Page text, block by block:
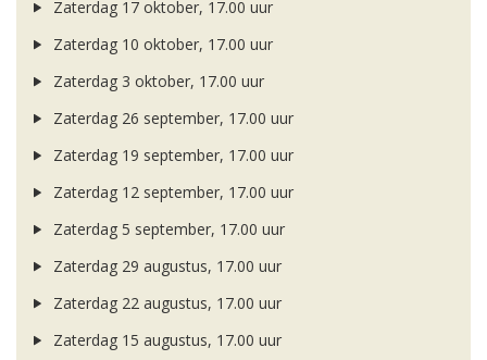
Zaterdag 17 oktober, 17.00 uur
Zaterdag 10 oktober, 17.00 uur
Zaterdag 3 oktober, 17.00 uur
Zaterdag 26 september, 17.00 uur
Zaterdag 19 september, 17.00 uur
Zaterdag 12 september, 17.00 uur
Zaterdag 5 september, 17.00 uur
Zaterdag 29 augustus, 17.00 uur
Zaterdag 22 augustus, 17.00 uur
Zaterdag 15 augustus, 17.00 uur